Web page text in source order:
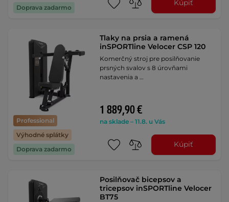
Doprava zadarmo
Kúpiť
Professional
Výhodné splátky
Doprava zadarmo
Tlaky na prsia a ramená
inSPORTline Velocer CSP 120
Komerčný stroj pre posilňovanie
prsných svalov s 8 úrovňami
nastavenia a …
1 889,90 €
na sklade – 11.8. u Vás
Kúpiť
Posilňovač bicepsov a
tricepsov inSPORTline Velocer
BT75